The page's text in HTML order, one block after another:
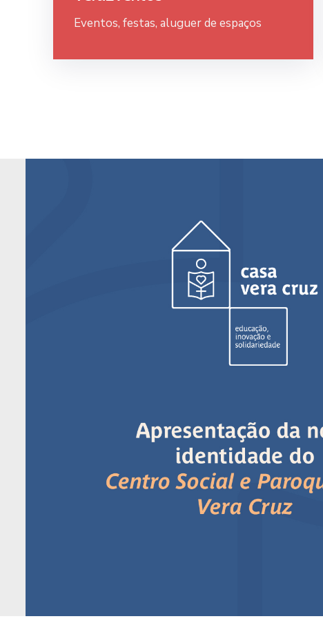
Eventos, festas, aluguer de espaços